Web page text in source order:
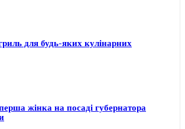
для будь-яких кулінарних
жінка на посаді губернатора